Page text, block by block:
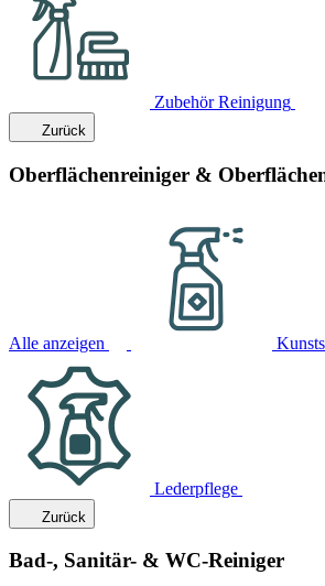
Zubehör Reinigung
Zurück
Oberflächenreiniger &
Alle anzeigen
Lederpflege
Zurück
Bad-, Sanitär- & WC-Reiniger